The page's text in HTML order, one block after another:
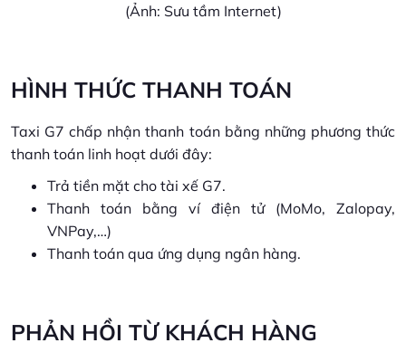
(Ảnh: Sưu tầm Internet)
HÌNH THỨC THANH TOÁN
Taxi G7 chấp nhận thanh toán bằng những phương thức
thanh toán linh hoạt dưới đây:
Trả tiền mặt cho tài xế G7.
Thanh toán bằng ví điện tử (MoMo, Zalopay,
VNPay,…)
Thanh toán qua ứng dụng ngân hàng.
PHẢN HỒI TỪ KHÁCH HÀNG